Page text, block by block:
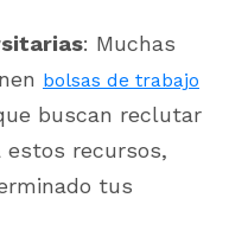
: Muchas
bolsas de trabajo
buscan reclutar
estos recursos,
tus